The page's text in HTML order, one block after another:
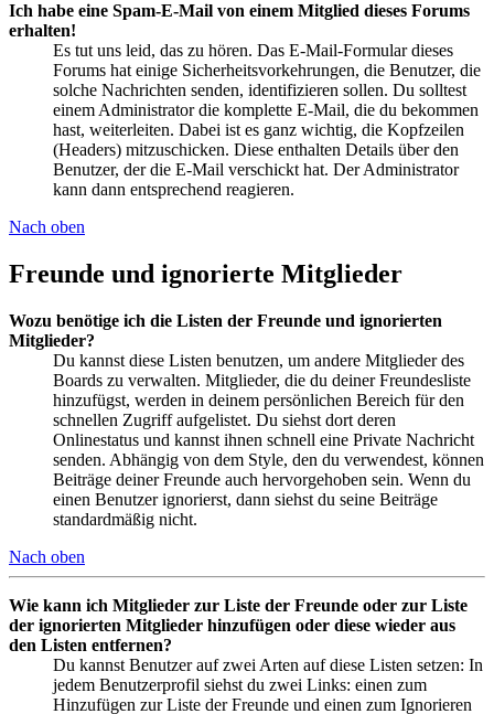
Ich habe eine Spam-E-Mail von einem Mitglied dieses Forums
erhalten!
Es tut uns leid, das zu hören. Das E-Mail-Formular dieses
Forums hat einige Sicherheitsvorkehrungen, die Benutzer, die
solche Nachrichten senden, identifizieren sollen. Du solltest
einem Administrator die komplette E-Mail, die du bekommen
hast, weiterleiten. Dabei ist es ganz wichtig, die Kopfzeilen
(Headers) mitzuschicken. Diese enthalten Details über den
Benutzer, der die E-Mail verschickt hat. Der Administrator
kann dann entsprechend reagieren.
Nach oben
Freunde und ignorierte Mitglieder
Wozu benötige ich die Listen der Freunde und ignorierten
Mitglieder?
Du kannst diese Listen benutzen, um andere Mitglieder des
Boards zu verwalten. Mitglieder, die du deiner Freundesliste
hinzufügst, werden in deinem persönlichen Bereich für den
schnellen Zugriff aufgelistet. Du siehst dort deren
Onlinestatus und kannst ihnen schnell eine Private Nachricht
senden. Abhängig von dem Style, den du verwendest, können
Beiträge deiner Freunde auch hervorgehoben sein. Wenn du
einen Benutzer ignorierst, dann siehst du seine Beiträge
standardmäßig nicht.
Nach oben
Wie kann ich Mitglieder zur Liste der Freunde oder zur Liste
der ignorierten Mitglieder hinzufügen oder diese wieder aus
den Listen entfernen?
Du kannst Benutzer auf zwei Arten auf diese Listen setzen: In
jedem Benutzerprofil siehst du zwei Links: einen zum
Hinzufügen zur Liste der Freunde und einen zum Ignorieren